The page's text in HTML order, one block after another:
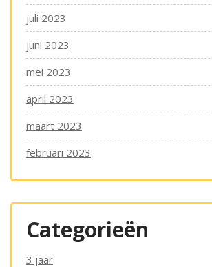
juli 2023
juni 2023
mei 2023
april 2023
maart 2023
februari 2023
Categorieën
3 jaar